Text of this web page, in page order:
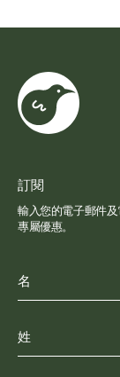
訂閱
輸入您的電子郵件
專屬優惠。